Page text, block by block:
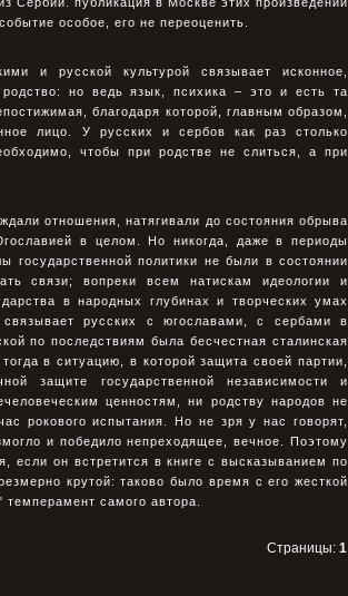
особое, его не переоценить.
и русской культурой связывает исконное,
но ведь язык, психика – это и есть та
благодаря которой, главным образом,
лицо. У русских и сербов как раз столько
чтобы при родстве не слиться, а при
отношения, натягивали до состояния обрыва
в целом. Но никогда, даже в периоды
государственной политики не были в состоянии
связи; вопреки всем натискам идеологии и
в народных глубинах и творческих умах
русских с югославами, с сербами в
по последствиям была бесчестная сталинская
в ситуацию, в которой защита своей партии,
защите государственной независимости и
ценностям, ни родству народов не
рокового испытания. Но не зря у нас говорят,
и победило непреходящее, вечное. Поэтому
если он встретится в книге с высказыванием по
крутой: таково было время с его жесткой
самого автора.
Страницы: 1